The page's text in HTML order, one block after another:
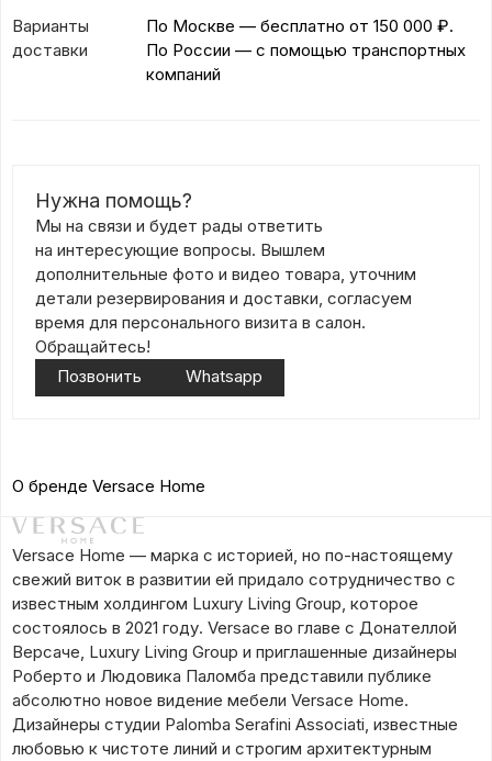
Варианты
доставки
По Москве — бесплатно от 150 000 ₽.
По России — с помощью транспортных
компаний
Нужна помощь?
Мы на связи и будет рады ответить
на интересующие вопросы. Вышлем
дополнительные фото и видео товара, уточним
детали резервирования и доставки, согласуем
время для персонального визита в салон.
Обращайтесь!
Позвонить
Whatsapp
О бренде Versace Home
Versace Home — марка с историей, но по-настоящему
свежий виток в развитии ей придало сотрудничество с
известным холдингом Luxury Living Group, которое
состоялось в 2021 году. Versace во главе с Донателлой
Версаче, Luxury Living Group и приглашенные дизайнеры
Роберто и Людовика Паломба представили публике
абсолютно новое видение мебели Versace Home.
Дизайнеры студии Palomba Serafini Associati, известные
любовью к чистоте линий и строгим архитектурным